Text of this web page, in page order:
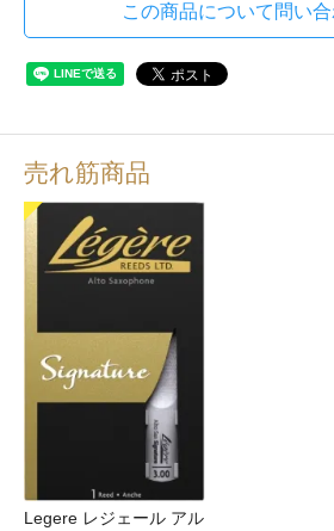
この商品について問い
売れ筋商品
Legere レジェール アル